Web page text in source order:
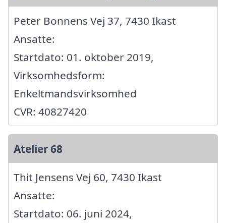
Peter Bonnens Vej 37, 7430 Ikast
Ansatte:
Startdato: 01. oktober 2019,
Virksomhedsform:
Enkeltmandsvirksomhed
CVR: 40827420
Atelier 68
Thit Jensens Vej 60, 7430 Ikast
Ansatte:
Startdato: 06. juni 2024,